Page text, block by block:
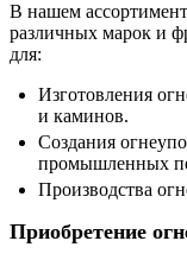
В нашем
различных марок и
для:
Изготовления
и каминов.
Создания
промышленных
Производства
Приобретение